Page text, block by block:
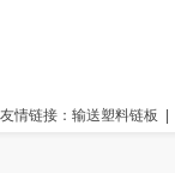
友情链接： 输送塑料链板